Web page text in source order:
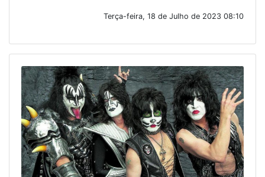
Terça-feira, 18 de Julho de 2023 08:10